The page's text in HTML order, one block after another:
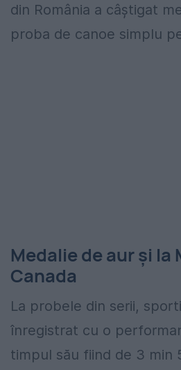
din România a câştigat
proba de canoe simplu
Medalie de aur și la
Canada
La probele din serii,
înregistrat cu o
timpul său fiind de 3 min